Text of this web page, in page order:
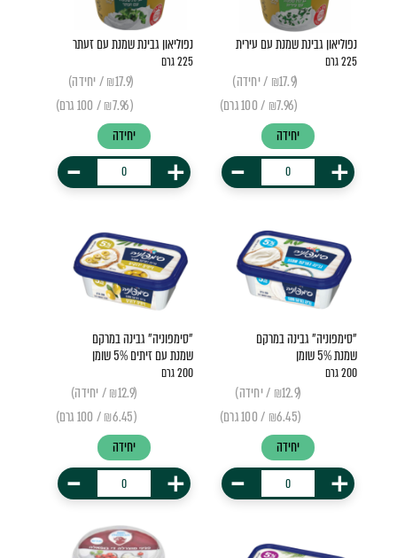
נפוליאון גבינת שמנת עם עירית
225 גרם
(₪17.9 / יחידה)
(₪7.96 / 100 גרם)
יחידה
+
-
נפוליאון גבינת שמנת עם זעתר
225 גרם
(₪17.9 / יחידה)
(₪7.96 / 100 גרם)
יחידה
+
-
"סימפוניה" גבינה במרקם
שמנת 5% שומן
200 גרם
(₪12.9 / יחידה)
(₪6.45 / 100 גרם)
יחידה
+
-
"סימפוניה" גבינה במרקם
שמנת עם זיתים 5% שומן
200 גרם
(₪12.9 / יחידה)
(₪6.45 / 100 גרם)
יחידה
+
-